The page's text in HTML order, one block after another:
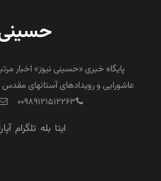
پایگاه خبری «حسینی نیوز» اخبار
عاشورایی و رویدادهای آستانهای
۰۰۹۸۹۱۲۱۵۱۲۲۶۳
ایتا بله تلگرام